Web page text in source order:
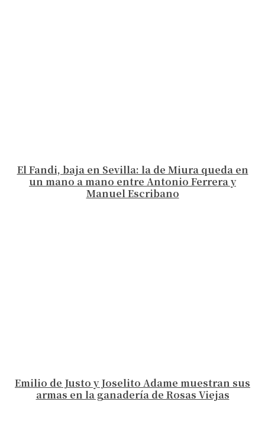
El Fandi, baja en Sevilla: la de Miura queda en
un mano a mano entre Antonio Ferrera y
Manuel Escribano
Emilio de Justo y Joselito Adame muestran sus
armas en la ganadería de Rosas Viejas